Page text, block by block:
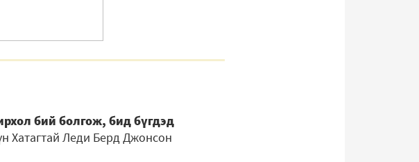
бий болгож, бид бүгдэд
Хатагтай Леди Берд Джонсон